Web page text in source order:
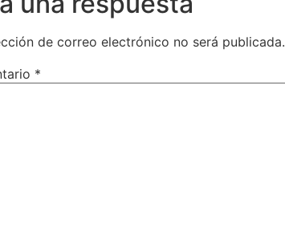
de correo electrónico no será publicada.
*